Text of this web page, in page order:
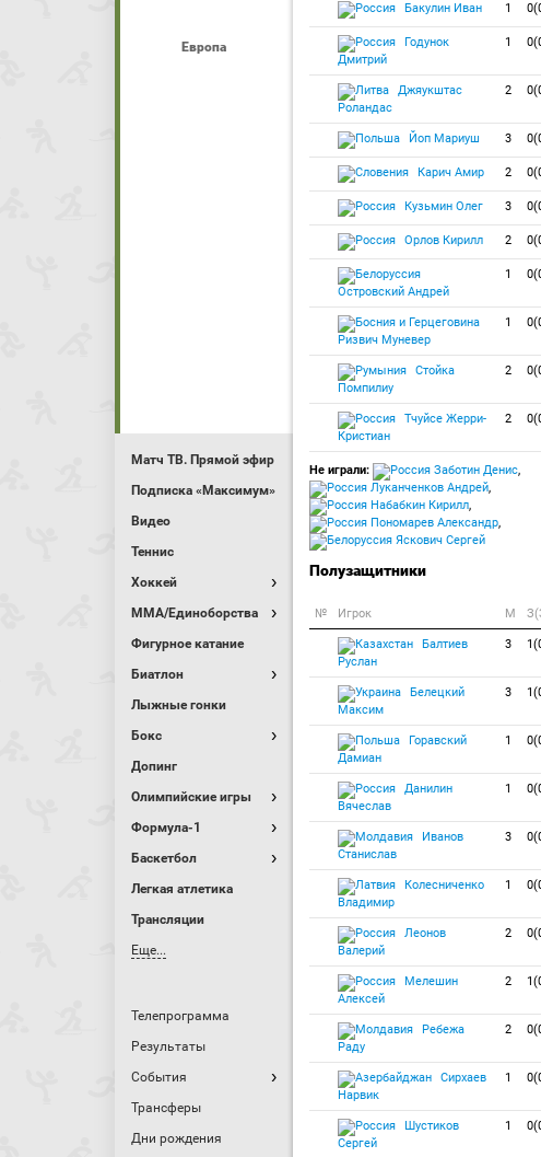
Европа
Матч ТВ. Прямой эфир
Подписка «Максимум»
Видео
Теннис
Хоккей
MMA/Единоборства
Фигурное катание
Биатлон
Лыжные гонки
Бокс
Допинг
Олимпийские игры
Формула-1
Баскетбол
Легкая атлетика
Трансляции
Еще...
Телепрограмма
Результаты
События
Трансферы
Дни рождения
Бакулин Иван 1
Годунок
Дмитрий
1
Джяукштас
Роландас
2
Йоп Мариуш 3
Карич Амир 2
Кузьмин Олег 3
Орлов Кирилл 2
Островский Андрей
1
Ризвич Муневер
1
Стойка
Помпилиу
2
Тчуйсе Жерри-
Кристиан
2
Не играли: Заботин Денис,
Луканченков Андрей,
Набабкин Кирилл,
Пономарев Александр,
Яскович Сергей
Полузащитники
№ Игрок M
Балтиев
Руслан
3
Белецкий
Максим
3
Горавский
Дамиан
1
Данилин
Вячеслав
1
Иванов
Станислав
3
Колесниченко
Владимир
1
Леонов
Валерий
2
Мелешин
Алексей
2
Ребежа
Раду
2
Сирхаев
Нарвик
1
Шустиков
Сергей
1